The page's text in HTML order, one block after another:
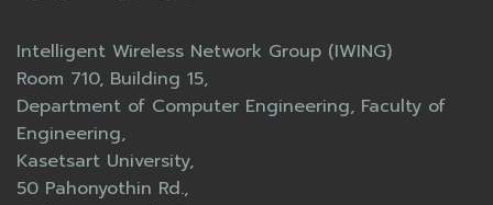
Intelligent Wireless Network Group (IWING)
Room 710, Building 15,
Department of Computer Engineering, Faculty of
Engineering,
Kasetsart University,
50 Pahonyothin Rd.,